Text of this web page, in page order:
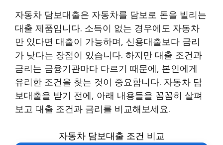
자동차 담보대출은 자동차를 담보로 돈을 빌리는
대출 제품입니다. 소득이 없는 경우에도 자동차
만 있다면 대출이 가능하며, 신용대출보다 금리
가 낮다는 장점이 있습니다. 하지만 대출 조건과
금리는 금융기관마다 다르기 때문에, 본인에게
유리한 조건을 찾는 것이 중요합니다. 자동차 담
보대출을 받기 전에, 아래 내용들을 꼼꼼히 살펴
보고 대출 조건과 금리를 비교해보세요.
자동차 담보대출 조건 비교